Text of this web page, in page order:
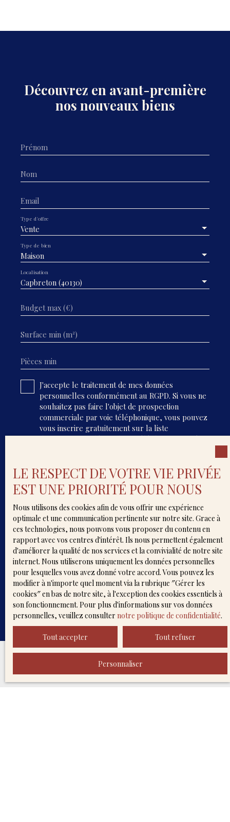
Découvrez en avant-première
nos nouveaux biens
Prénom
Nom
Email
Vente
Type d'offre
Maison
Type de bien
Capbreton (40130)
Localisation
Budget max (€)
Surface min (m²)
Pièces min
J'accepte le traitement de mes données
personnelles conformément au RGPD. Si vous ne
souhaitez pas faire l'objet de prospection
commerciale par voie téléphonique, vous pouvez
vous inscrire gratuitement sur la liste
d'opposition au démarchage téléphonique, prévu
courrier adressé à :
Société Worldline, Service Bloctel, CS 61311, 41013
BLOIS CEDEX.
Pour en savoir plus sur le traitement de vos
données personnelles, veuillez consulter notre
politique de confidentialité
Recevoir des annonces
LE RESPECT DE VOTRE VIE PRIVÉE
EST UNE PRIORITÉ POUR NOUS
Nous utilisons des cookies afin de vous offrir une expérience
optimale et une communication pertinente sur notre site. Grace à
ces technologies, nous pouvons vous proposer du contenu en
rapport avec vos centres d'intérêt. Ils nous permettent également
d'améliorer la qualité de nos services et la convivialité de notre site
internet. Nous utiliserons uniquement les données personnelles
pour lesquelles vous avez donné votre accord. Vous pouvez les
modifier à n'importe quel moment via la rubrique ″Gérer les
cookies″ en bas de notre site, à l'exception des cookies essentiels à
son fonctionnement. Pour plus d'informations sur vos données
personnelles, veuillez consulter notre politique de confidentialité.
Tout accepter Tout refuser
Personnaliser